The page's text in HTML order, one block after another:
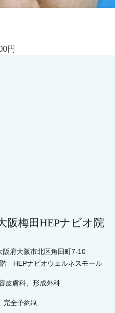
円
阪梅田HEPナビオ院
阪府大阪市北区角田町7-10
HEPナビオウェルネスモール
皮膚科、形成外科
全予約制